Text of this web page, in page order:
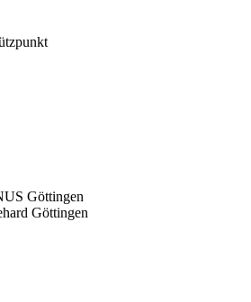
Göttingen
Göttingen